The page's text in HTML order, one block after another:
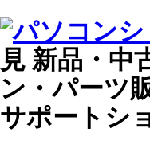
見 新品・中
ン・パーツ
サポートシ